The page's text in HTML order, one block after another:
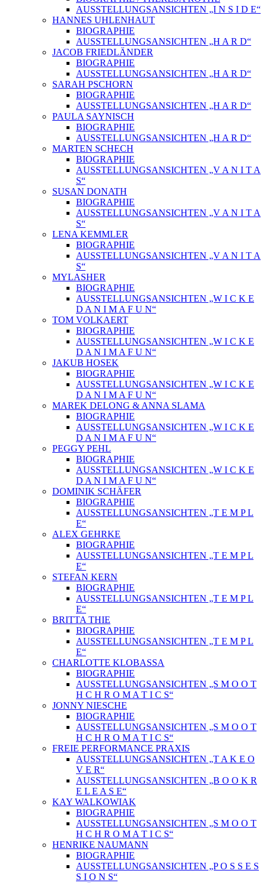
AUSSTELLUNGSANSICHTEN „I N S I D E“
HANNES UHLENHAUT
BIOGRAPHIE
AUSSTELLUNGSANSICHTEN „H A R D“
JACOB FRIEDLÄNDER
BIOGRAPHIE
AUSSTELLUNGSANSICHTEN „H A R D“
SARAH PSCHORN
BIOGRAPHIE
AUSSTELLUNGSANSICHTEN „H A R D“
PAULA SAYNISCH
BIOGRAPHIE
AUSSTELLUNGSANSICHTEN „H A R D“
MARTEN SCHECH
BIOGRAPHIE
AUSSTELLUNGSANSICHTEN „V A N I T A
S“
SUSAN DONATH
BIOGRAPHIE
AUSSTELLUNGSANSICHTEN „V A N I T A
S“
LENA KEMMLER
BIOGRAPHIE
AUSSTELLUNGSANSICHTEN „V A N I T A
S“
MYLASHER
BIOGRAPHIE
AUSSTELLUNGSANSICHTEN „W I C K E
D A N I M A F U N“
TOM VOLKAERT
BIOGRAPHIE
AUSSTELLUNGSANSICHTEN „W I C K E
D A N I M A F U N“
JAKUB HOSEK
BIOGRAPHIE
AUSSTELLUNGSANSICHTEN „W I C K E
D A N I M A F U N“
MAREK DELONG & ANNA SLAMA
BIOGRAPHIE
AUSSTELLUNGSANSICHTEN „W I C K E
D A N I M A F U N“
PEGGY PEHL
BIOGRAPHIE
AUSSTELLUNGSANSICHTEN „W I C K E
D A N I M A F U N“
DOMINIK SCHÄFER
BIOGRAPHIE
AUSSTELLUNGSANSICHTEN „T E M P L
E“
ALEX GEHRKE
BIOGRAPHIE
AUSSTELLUNGSANSICHTEN „T E M P L
E“
STEFAN KERN
BIOGRAPHIE
AUSSTELLUNGSANSICHTEN „T E M P L
E“
BRITTA THIE
BIOGRAPHIE
AUSSTELLUNGSANSICHTEN „T E M P L
E“
CHARLOTTE KLOBASSA
BIOGRAPHIE
AUSSTELLUNGSANSICHTEN „S M O O T
H C H R O M A T I C S“
JONNY NIESCHE
BIOGRAPHIE
AUSSTELLUNGSANSICHTEN „S M O O T
H C H R O M A T I C S“
FREIE PERFORMANCE PRAXIS
AUSSTELLUNGSANSICHTEN „T A K E O
V E R“
AUSSTELLUNGSANSICHTEN „B O O K R
E L E A S E“
KAY WALKOWIAK
BIOGRAPHIE
AUSSTELLUNGSANSICHTEN „S M O O T
H C H R O M A T I C S“
HENRIKE NAUMANN
BIOGRAPHIE
AUSSTELLUNGSANSICHTEN „P O S S E S
S I O N S“